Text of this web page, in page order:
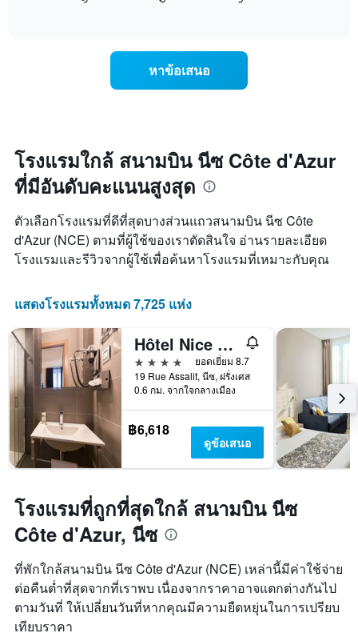
ดง
ราคา
เฉลี่ย
ห้อง
พัก
วัน
ที่
เข้า
พัก
แผนภูมิ
มี
แกน
แกน
จำนวน
วัน
ก่อน
การ
พัก
แผนภูมิ
มี
แกน
Y
แกน
แแส
ดง
ราคา
เฉลี่ย
ของ
ห้อง
พัก
หาข้อเสนอ
โรงแรมใกล้ สนามบิน นีซ Côte d'Azur
ที่มีอันดับคะแนนสูงสุด
ตัวเลือกโรงแรมที่ดีที่สุดบางส่วนแถวสนามบิน นีซ Côte
d'Azur (NCE) ตามที่ผู้ใช้ของเราตัดสินใจ อ่านรายละเอียด
โรงแรมและรีวิวจากผู้ใช้เพื่อค้นหาโรงแรมที่เหมาะกับคุณ
แสดงโรงแรมทั้งหมด 7,725 แห่ง
Hôtel Nice Azur Riviera
4 ดาว
ยอดเยี่ยม 8.7
19 Rue Assalit, นีซ, ฝรั่งเศส
0.6 กม. จากใจกลางเมือง
฿6,618
ดูข้อเสนอ
โรงแรมที่ถูกที่สุดใกล้ สนามบิน นีซ
Côte d'Azur, นีซ
ที่พักใกล้สนามบิน นีซ Côte d'Azur (NCE) เหล่านี้มีค่าใช้จ่าย
ต่อคืนต่ำที่สุดจากที่เราพบ เนื่องจากราคาอาจแตกต่างกันไป
ตามวันที่ ให้เปลี่ยนวันที่หากคุณมีความยืดหยุ่นในการเปรียบ
เทียบราคา